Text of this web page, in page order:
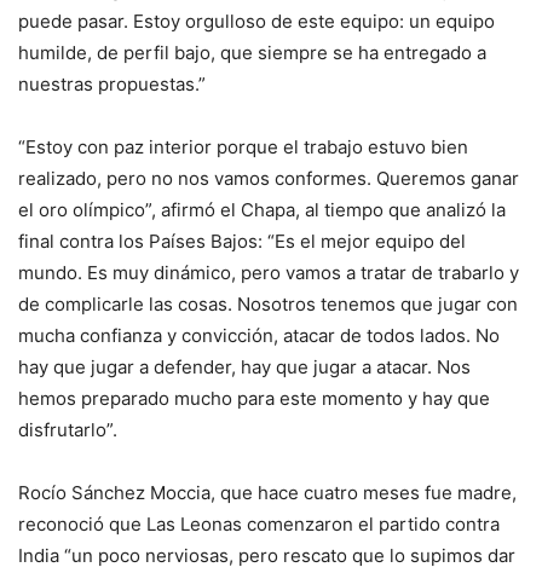
puede pasar. Estoy orgulloso de este equipo: un equipo
humilde, de perfil bajo, que siempre se ha entregado a
nuestras propuestas.”
“Estoy con paz interior porque el trabajo estuvo bien
realizado, pero no nos vamos conformes. Queremos ganar
el oro olímpico”, afirmó el Chapa, al tiempo que analizó la
final contra los Países Bajos: “Es el mejor equipo del
mundo. Es muy dinámico, pero vamos a tratar de trabarlo y
de complicarle las cosas. Nosotros tenemos que jugar con
mucha confianza y convicción, atacar de todos lados. No
hay que jugar a defender, hay que jugar a atacar. Nos
hemos preparado mucho para este momento y hay que
disfrutarlo”.
Rocío Sánchez Moccia, que hace cuatro meses fue madre,
reconoció que Las Leonas comenzaron el partido contra
India “un poco nerviosas, pero rescato que lo supimos dar